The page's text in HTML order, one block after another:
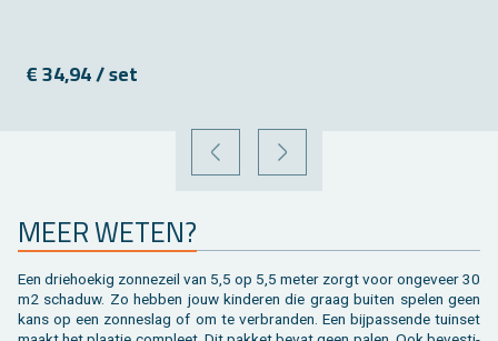
€ 34,94 / set
VORIGE VOLGENDE
MEER WETEN?
Een drie­hoe­kig zon­ne­zeil van 5,5 op 5,5 meter zorgt voor on­ge­veer 30
m2 scha­duw. Zo heb­ben jouw kin­de­ren die graag bui­ten spe­len geen
kans op een zon­ne­slag of om te ver­bran­den. Een bij­pas­sen­de tuin­set